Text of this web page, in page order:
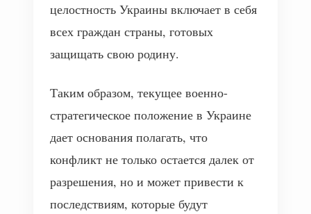
целостность Украины включает в себя
всех граждан страны, готовых
защищать свою родину.
Таким образом, текущее военно-
стратегическое положение в Украине
дает основания полагать, что
конфликт не только остается далек от
разрешения, но и может привести к
последствиям, которые будут